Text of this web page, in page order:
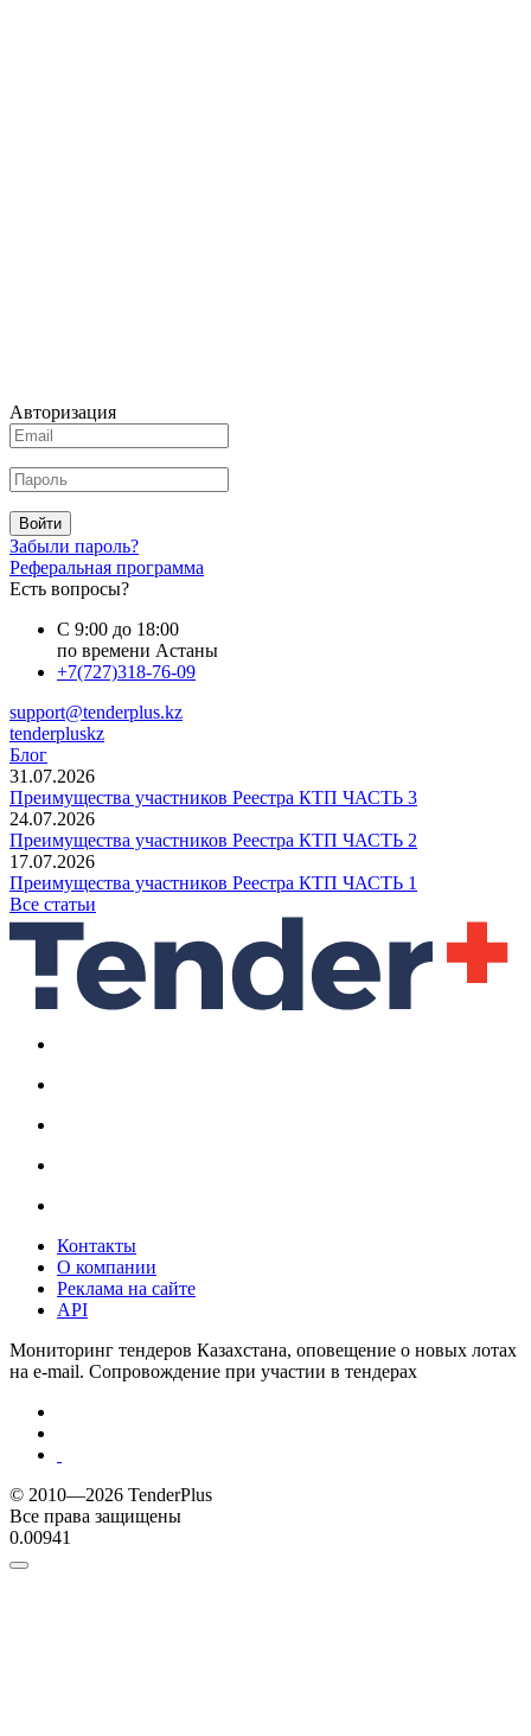
Авторизация
Войти
Забыли пароль?
Реферальная программа
Есть вопросы?
С 9:00 до 18:00
по времени Астаны
+7(727)318-76-09
support@tenderplus.kz
tenderpluskz
Блог
31.07.2026
Преимущества участников Реестра КТП ЧАСТЬ 3
24.07.2026
Преимущества участников Реестра КТП ЧАСТЬ 2
17.07.2026
Преимущества участников Реестра КТП ЧАСТЬ 1
Все статьи
Контакты
О компании
Реклама на сайте
API
Мониторинг тендеров Казахстана, оповещение о новых лотах
на e-mail. Сопровождение при участии в тендерах
© 2010—2026 TenderPlus
Все права защищены
0.00941